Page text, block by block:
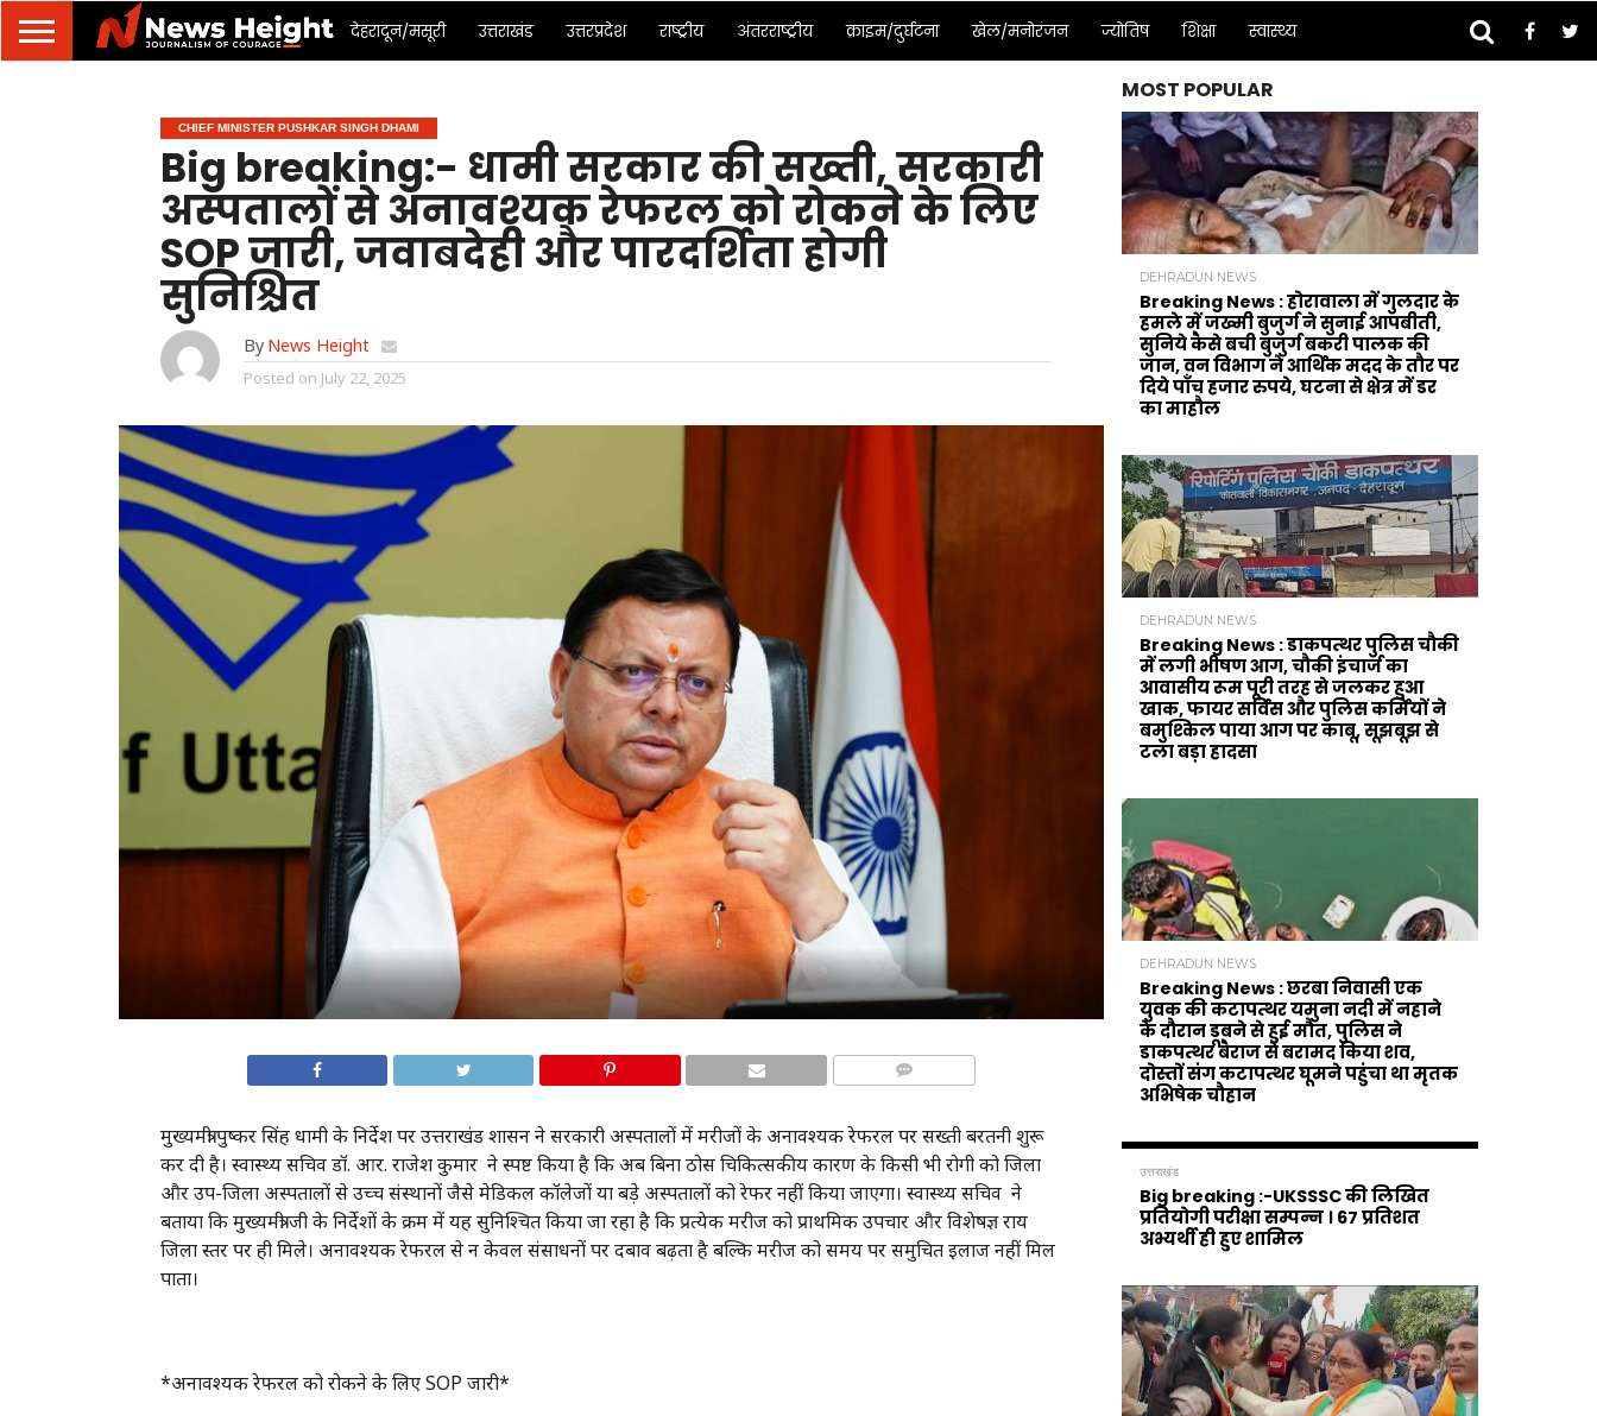
देहरादून/मसूरी उत्तराखंड उत्तरप्रदेश राष्ट्रीय अंतरराष्ट्रीय क्राइम/दुर्घटना खेल/मनोरंजन ज्योतिष शिक्षा स्वास्थ्य
CHIEF MINISTER PUSHKAR SINGH DHAMI
Big breaking:- धामी सरकार की सख्ती, सरकारी
अस्पतालों से अनावश्यक रेफरल को रोकने के लिए
SOP जारी, जवाबदेही और पारदर्शिता होगी
सुनिश्चित
By News Height
Posted on July 22, 2025
मुख्यमंत्री पुष्कर सिंह धामी के निर्देश पर उत्तराखंड शासन ने सरकारी अस्पतालों में मरीजों के अनावश्यक रेफरल पर सख्ती बरतनी शुरू
कर दी है। स्वास्थ्य सचिव डॉ. आर. राजेश कुमार ने स्पष्ट किया है कि अब बिना ठोस चिकित्सकीय कारण के किसी भी रोगी को जिला
और उप-जिला अस्पतालों से उच्च संस्थानों जैसे मेडिकल कॉलेजों या बड़े अस्पतालों को रेफर नहीं किया जाएगा। स्वास्थ्य सचिव ने
बताया कि मुख्यमंत्री जी के निर्देशों के क्रम में यह सुनिश्चित किया जा रहा है कि प्रत्येक मरीज को प्राथमिक उपचार और विशेषज्ञ राय
जिला स्तर पर ही मिले। अनावश्यक रेफरल से न केवल संसाधनों पर दबाव बढ़ता है बल्कि मरीज को समय पर समुचित इलाज नहीं मिल
पाता।
*अनावश्यक रेफरल को रोकने के लिए SOP जारी*
MOST POPULAR
DEHRADUN NEWS
Breaking News : होरावाला में गुलदार के
हमले में जख्मी बुजुर्ग ने सुनाई आपबीती,
सुनिये कैसे बची बुजुर्ग बकरी पालक की
जान, वन विभाग ने आर्थिक मदद के‌ तौर पर
दिये पाँच हजार रुपये, घटना से क्षेत्र में डर
का माहौल
DEHRADUN NEWS
Breaking News : डाकपत्थर पुलिस चौकी
में लगी भीषण आग, चौकी इंचार्ज का
आवासीय रूम पूरी तरह से जलकर हुआ
खाक, फायर सर्विस और पुलिस कर्मियों ने
बमुश्किल पाया आग पर काबू, सूझबूझ से
टला बड़ा हादसा
DEHRADUN NEWS
Breaking News : छरबा निवासी एक
युवक की कटापत्थर यमुना नदी में नहाने
के दौरान डूबने से हुई मौत, पुलिस ने
डाकपत्थर बैराज से बरामद किया शव,
दोस्तों संग कटापत्थर घूमने पहुंचा था मृतक
अभिषेक चौहान
उत्तराखंड
Big breaking :-UKSSSC की लिखित
प्रतियोगी परीक्षा सम्पन्न । 67 प्रतिशत
अभ्यर्थी ही हुए शामिल